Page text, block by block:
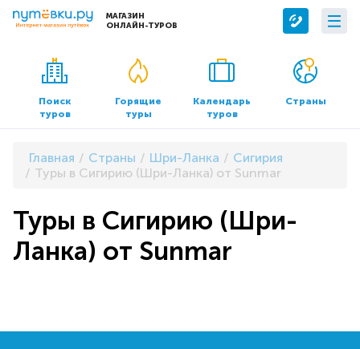
МАГАЗИН
ОНЛАЙН-ТУРОВ
Сервисы
Бронирование отелей
Трансфер
О компании
О нас
Контакты
Документы и реквизиты
Поиск
туров
Горящие
туры
Календарь
туров
Страны
Главная Страны Шри-Ланка
Сигирия
Туры в Сигирию (Шри-Ланка) от Sunmar
Туры в Сигирию (Шри-
Ланка) от Sunmar